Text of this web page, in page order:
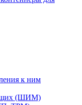
к ним
(ШИМ)